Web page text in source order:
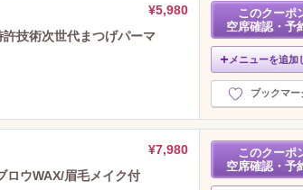
¥5,980
技術次世代まつげパーマ
このクーポ
空席確認・予
メニューを追加
ブックマー
¥7,980
ロウWAX/眉毛メイク付
このクーポ
空席確認・予